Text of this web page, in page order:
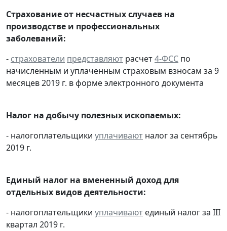
Страхование от несчастных случаев на
производстве и профессиональных
заболеваний:
- страхователи представляют расчет4-ФСС по
начисленным и уплаченным страховым взносам за 9
месяцев 2019 г. в форме электронного документа
Налог на добычу полезных ископаемых:
- налогоплательщики уплачивают налог за сентябрь
2019 г.
Единый налог на вмененный доход для
отдельных видов деятельности:
- налогоплательщики уплачивают единый налог за III
квартал 2019 г.